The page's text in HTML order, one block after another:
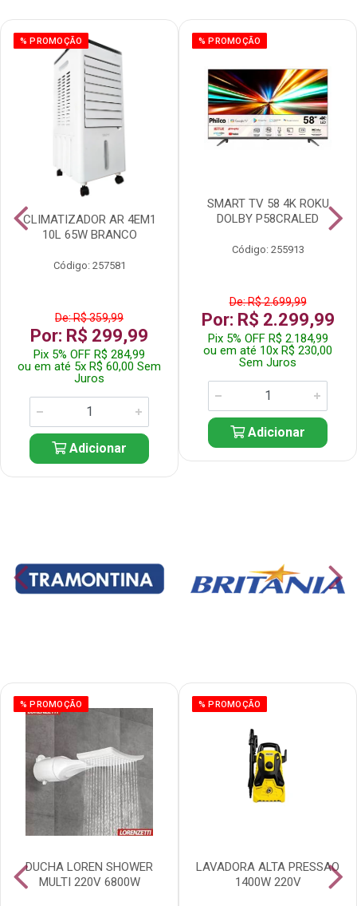
% PROMOÇÃO
CLIMATIZADOR AR 4EM1
10L 65W BRANCO
Código: 257581
De: R$ 359,99
Por: R$ 299,99
Pix 5% OFF R$ 284,99
ou em até 5x R$ 60,00 Sem
Juros
Adicionar
% PROMOÇÃO
SMART TV 58 4K ROKU
DOLBY P58CRALED
Código: 255913
De: R$ 2.699,99
Por: R$ 2.299,99
Pix 5% OFF R$ 2.184,99
ou em até 10x R$ 230,00
Sem Juros
Adicionar
% PROMOÇÃO
DUCHA LOREN SHOWER
MULTI 220V 6800W
% PROMOÇÃO
LAVADORA ALTA PRESSAO
1400W 220V